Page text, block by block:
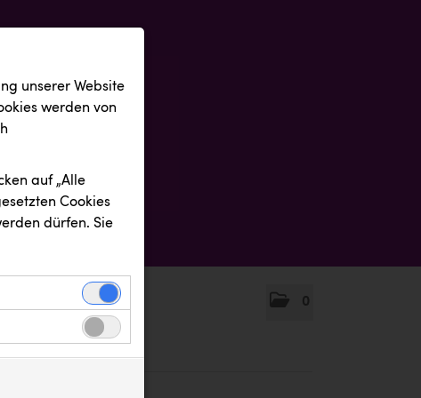
0
unserer Website
werden von
auf „Alle
Cookies
dürfen. Sie
einwandfreie